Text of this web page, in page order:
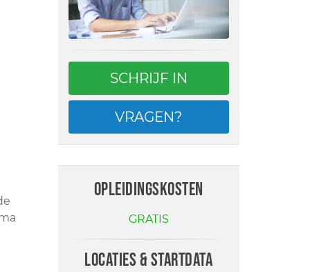
SCHRIJF IN
VRAGEN?
opleidingskosten
GRATIS
locaties & startdata